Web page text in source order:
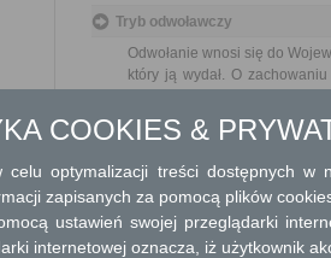
Tryb odwoławczy
Odwołanie wnosi się do
który ją wydał. O
Przedmiotem skargi może
ich pracowników, naruszenie
spraw.
Przedmiotem wniosku
COOKIES &
celu optymalizacji treści dostępnych w
zapisanych za pomocą plików
ustawień swojej przeglądarki
internetowej oznacza, iż użytkownik